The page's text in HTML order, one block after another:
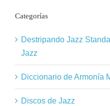
Categorías
Destripando Jazz
Jazz
Diccionario de Armonía
Discos de Jazz